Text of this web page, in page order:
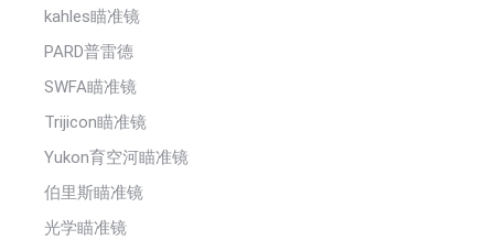
kahles瞄准镜
PARD普雷德
SWFA瞄准镜
Trijicon瞄准镜
Yukon育空河瞄准镜
伯里斯瞄准镜
光学瞄准镜